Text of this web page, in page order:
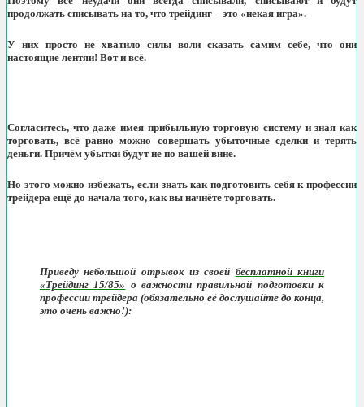
продолжать списывать на то, что трейдинг – это «некая игра».
У них просто не хватило силы воли сказать самим себе, что они
настоящие лентяи! Вот и всё.
Согласитесь, что даже имея прибыльную торговую систему и зная как
торговать, всё равно можно совершать убыточные сделки и терять
деньги. Причём убытки будут не по вашей вине.
Но этого можно избежать, если знать как подготовить себя к профессии
трейдера ещё до начала того, как вы начнёте торговать.
Приведу небольшой отрывок из своей бесплатной книги
«Трейдинг 15/85» о важности правильной подготовки к
профессии трейдера (обязательно её дослушайте до конца,
это очень важно!):